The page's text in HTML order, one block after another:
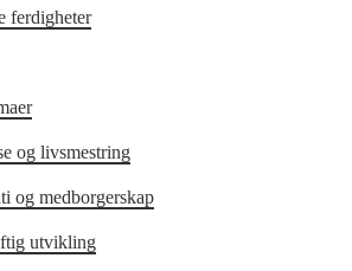
ferdigheter
og livsmestring
og medborgerskap
utvikling